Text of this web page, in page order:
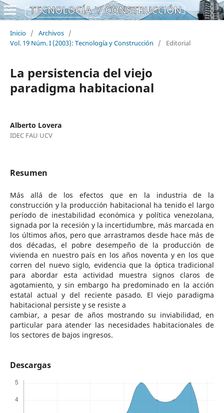
Inicio / Archivos /
Vol. 19 Núm. I (2003): Tecnología y Construcción
/ Editorial
La persistencia del viejo
paradigma habitacional
Alberto Lovera
IDEC FAU UCV
Resumen
Más allá de los efectos que en la industria de la
construcción y la producción habitacional ha tenido el largo
período de inestabilidad económica y política venezolana,
signada por la recesión y la incertidumbre, más marcada en
los últimos años, pero que arrastramos desde hace más de
dos décadas, el pobre desempeño de la producción de
vivienda en nuestro país en los años noventa y en los que
corren del nuevo siglo, evidencia que la óptica tradicional
para abordar esta actividad muestra signos claros de
agotamiento, y sin embargo ha predominado en la acción
estatal actual y del reciente pasado. El viejo paradigma
habitacional persiste y se resiste a
cambiar, a pesar de años mostrando su inviabilidad, en
particular para atender las necesidades habitacionales de
los sectores de bajos ingresos.
Descargas